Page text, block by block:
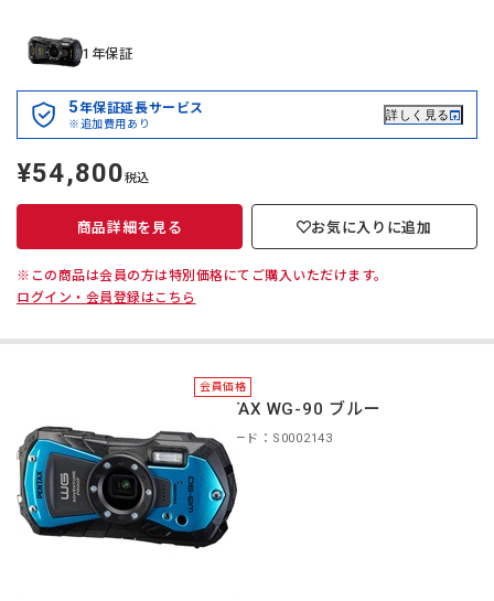
1年保証
5年保証延長サービス
※追加費用あり
詳しく見る
定
価
¥54,800税込
商品詳細を見る お気に入りに追加
※この商品は会員の方は特別価格にてご購入いただけます。
ログイン・会員登録はこちら
会員価格
PENTAX WG-90 ブルー
商品コード：S0002143